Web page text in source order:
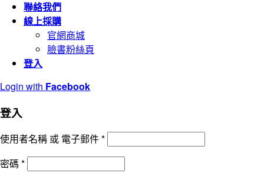
聯絡我們
線上採購
官網商城
臉書粉絲頁
登入
Login with Facebook
登入
使用者名稱 或 電子郵件*
密碼 *